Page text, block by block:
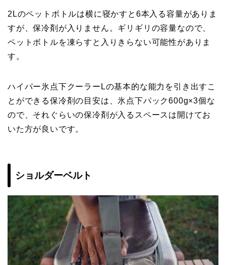
2Lのペットボトルは横に寝かすと6本入る容量がありま
すが、保冷剤が入りません。ギリギリの容量なので、
ペットボトルを凍らすと入りきらない可能性がありま
す。
ハイパー氷点下クーラーLの基本的な能力を引き出すこ
とができる保冷剤の目安は、氷点下パック600g×3個な
ので、それぐらいの保冷剤が入るスペースは開けてお
いた方が良いです。
ショルダーベルト